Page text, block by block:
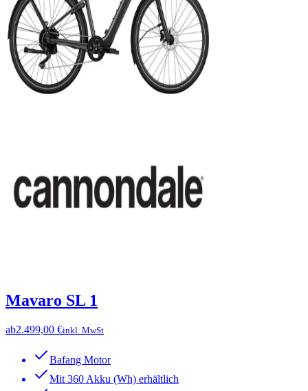
Mavaro SL 1
ab2.499,00 €inkl. MwSt
Bafang Motor
Mit 360 Akku (Wh) erhältlich